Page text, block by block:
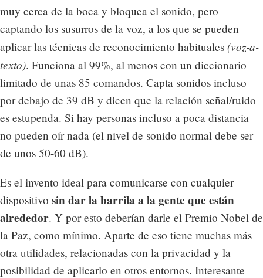
muy cerca de la boca y bloquea el sonido, pero
captando los susurros de la voz, a los que se pueden
aplicar las técnicas de reconocimiento habituales (voz-a-
texto). Funciona al 99%, al menos con un diccionario
limitado de unas 85 comandos. Capta sonidos incluso
por debajo de 39 dB y dicen que la relación señal/ruido
es estupenda. Si hay personas incluso a poca distancia
no pueden oír nada (el nivel de sonido normal debe ser
de unos 50-60 dB).
Es el invento ideal para comunicarse con cualquier
dispositivo sin dar la barrila a la gente que están
alrededor. Y por esto deberían darle el Premio Nobel de
la Paz, como mínimo. Aparte de eso tiene muchas más
otra utilidades, relacionadas con la privacidad y la
posibilidad de aplicarlo en otros entornos. Interesante